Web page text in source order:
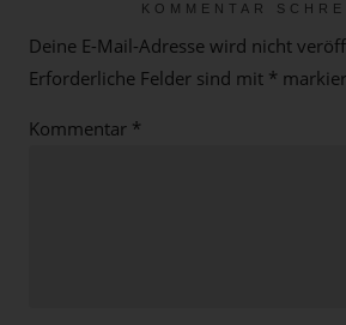
KOMMENTAR
Deine E-Mail-Adresse wird nicht
Erforderliche Felder sind mit *
Kommentar *